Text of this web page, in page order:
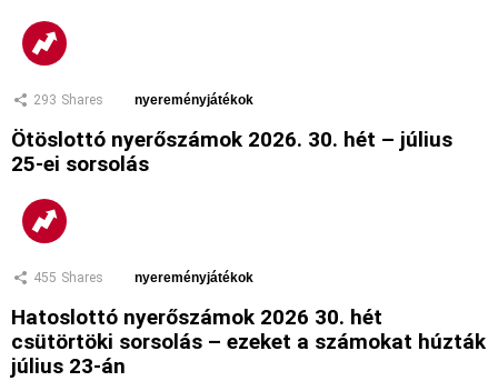
293 Shares nyereményjátékok
Ötöslottó nyerőszámok 2026. 30. hét – július
25-ei sorsolás
455 Shares nyereményjátékok
Hatoslottó nyerőszámok 2026 30. hét
csütörtöki sorsolás – ezeket a számokat húzták
július 23-án